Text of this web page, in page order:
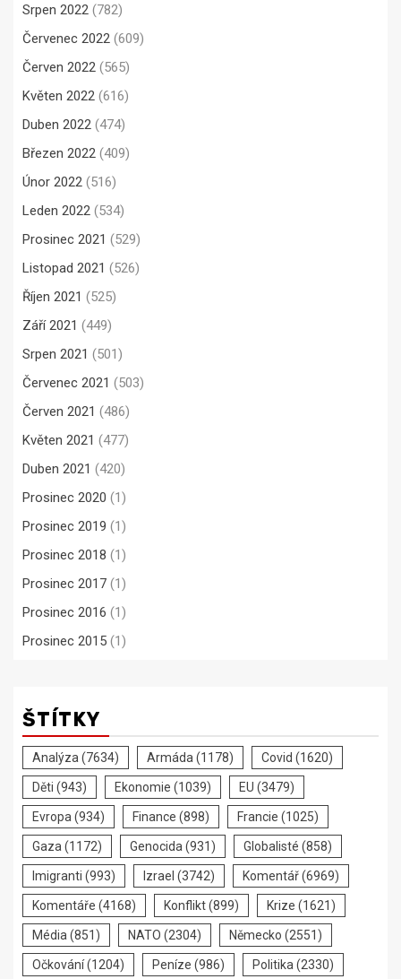
Srpen 2022 (782)
Červenec 2022 (609)
Červen 2022 (565)
Květen 2022 (616)
Duben 2022 (474)
Březen 2022 (409)
Únor 2022 (516)
Leden 2022 (534)
Prosinec 2021 (529)
Listopad 2021 (526)
Říjen 2021 (525)
Září 2021 (449)
Srpen 2021 (501)
Červenec 2021 (503)
Červen 2021 (486)
Květen 2021 (477)
Duben 2021 (420)
Prosinec 2020 (1)
Prosinec 2019 (1)
Prosinec 2018 (1)
Prosinec 2017 (1)
Prosinec 2016 (1)
Prosinec 2015 (1)
ŠTÍTKY
Analýza (7634) Armáda (1178) Covid (1620)
Děti (943) Ekonomie (1039) EU (3479)
Evropa (934) Finance (898) Francie (1025)
Gaza (1172) Genocida (931) Globalisté (858)
Imigranti (993) Izrael (3742) Komentář(6969)
Komentáře (4168) Konflikt(899) Krize (1621)
Média (851) NATO (2304) Německo (2551)
Očkování(1204) Peníze (986) Politika (2330)